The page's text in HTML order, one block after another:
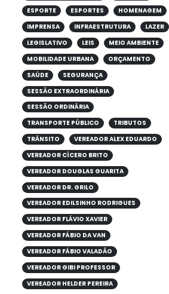
ESPORTE
ESPORTES
HOMENAGEM
IMPRENSA
INFRAESTRUTURA
LAZER
LEGISLATIVO
LEIS
MEIO AMBIENTE
MOBILIDADE URBANA
ORÇAMENTO
SAÚDE
SEGURANÇA
SESSÃO EXTRAORDINÁRIA
SESSÃO ORDINÁRIA
TRANSPORTE PÚBLICO
TRIBUTOS
TRÂNSITO
VEREADOR ALEX EDUARDO
VEREADOR CÍCERO BRITO
VEREADOR DOUGLAS GUARITA
VEREADOR DR. GRILO
VEREADOR EDILSINHO RODRIGUES
VEREADOR FLÁVIO XAVIER
VEREADOR FÁBIO DA VAN
VEREADOR FÁBIO VALADÃO
VEREADOR GIBI PROFESSOR
VEREADOR HELDER PEREIRA